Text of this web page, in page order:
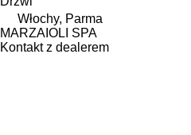
Włochy, Parma
MARZAIOLI SPA
Kontakt z dealerem